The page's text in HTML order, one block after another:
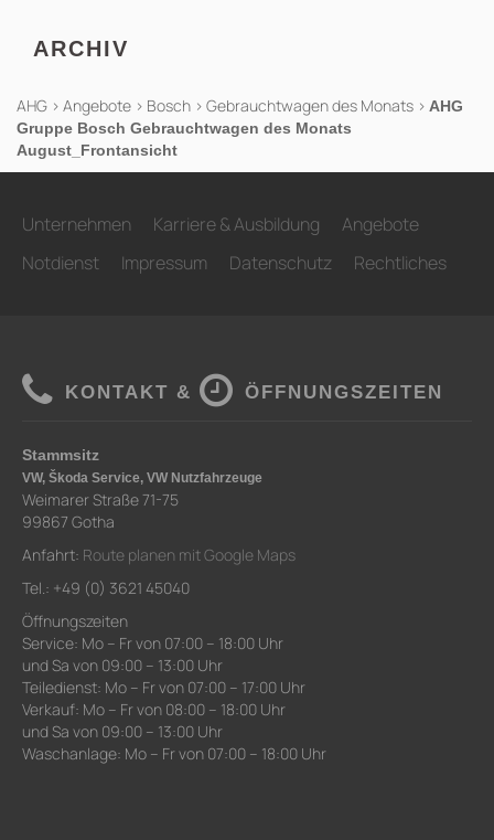
ARCHIV
AHG > Angebote > Bosch > Gebrauchtwagen des Monats > AHG
Gruppe Bosch Gebrauchtwagen des Monats
August_Frontansicht
Unternehmen Karriere & Ausbildung
Angebote
Notdienst
Impressum Datenschutz Rechtliches
KONTAKT & ÖFFNUNGSZEITEN
Stammsitz
VW, Škoda Service, VW Nutzfahrzeuge
Weimarer Straße 71-75
99867 Gotha
Anfahrt: Route planen mit Google Maps
Tel.: +49 (0) 3621 45040
Öffnungszeiten
Service: Mo – Fr von 07:00 – 18:00 Uhr
und Sa von 09:00 – 13:00 Uhr
Teiledienst: Mo – Fr von 07:00 – 17:00 Uhr
Verkauf: Mo – Fr von 08:00 – 18:00 Uhr
und Sa von 09:00 – 13:00 Uhr
Waschanlage: Mo – Fr von 07:00 – 18:00 Uhr